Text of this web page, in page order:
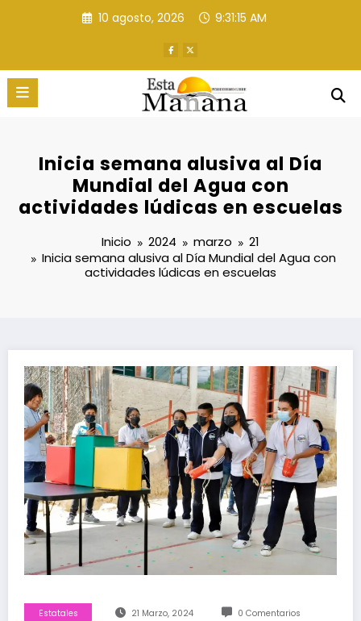
10 agosto, 2026 9:31:16 AM
Inicia semana alusiva al Día
Mundial del Agua con
actividades lúdicas en escuelas
Inicio 2024 marzo
21
Inicia semana alusiva al Día Mundial del Agua con
actividades lúdicas en escuelas
Estatales 21 Marzo, 2024 0 Comentarios